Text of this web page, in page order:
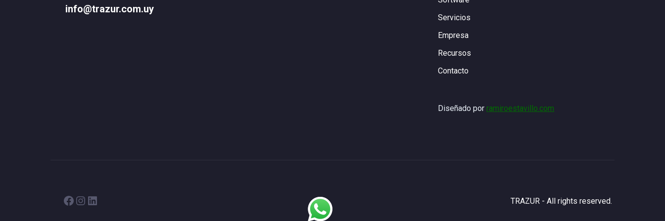
info@trazur.com.uy
Servicios
Empresa
Recursos
Contacto
Diseñado porramiroestavillo.com
Facebook
Instagram
LinkedIn TRAZUR - All rights reserved.